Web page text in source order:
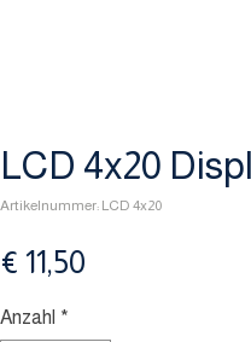
LCD 4x20
Artikelnummer: LCD 4x20
€ 11,50
Anzahl *